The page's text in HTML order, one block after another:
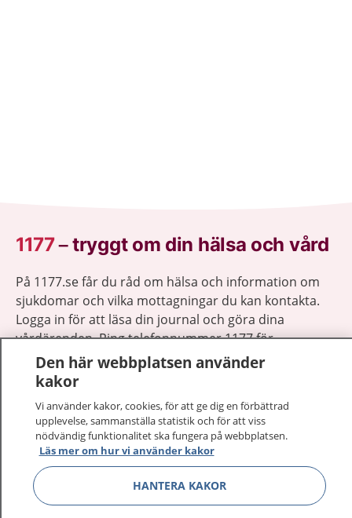
1177–tryggt om din hälsa och vård
På 1177.se får du råd om hälsa och information om
sjukdomar och vilka mottagningar du kan kontakta.
Logga in för att läsa din journal och göra dina
vårdärenden. Ring telefonnummer 1177 för
sjukvårdsrådgivning dygnet runt.
1177 ger dig råd när du vill må bättre.
1177 på flera språk Visa
Den här webbplatsen använder
kakor
Vi använder kakor, cookies, för att ge dig en förbättrad
upplevelse, sammanställa statistik och för att viss
nödvändig funktionalitet ska fungera på webbplatsen.
Läs mer om hur vi använder kakor
HANTERA KAKOR